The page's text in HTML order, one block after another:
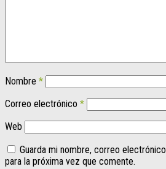
Nombre *
Correo electrónico *
Web
Guarda mi nombre, correo
para la próxima vez que comente.